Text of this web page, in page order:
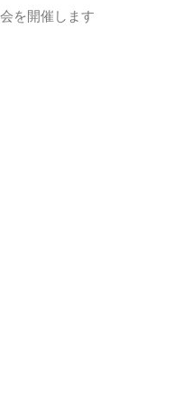
を開催します